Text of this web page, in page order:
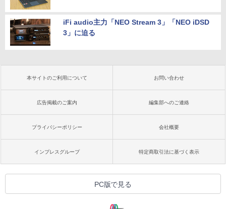
iFi audio主力「NEO Stream 3」「NEO iDSD
3」に迫る
本サイトのご利用について お問い合わせ
広告掲載のご案内 編集部へのご連絡
プライバシーポリシー 会社概要
インプレスグループ 特定商取引法に基づく表示
PC版で見る